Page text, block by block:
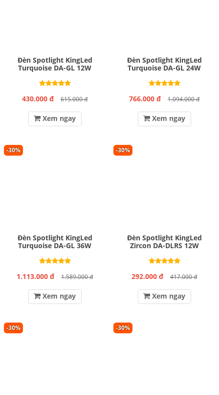
Đèn Spotlight KingLed
Turquoise DA-GL 12W
430.000 đ 615.000 đ
Xem ngay
Đèn Spotlight KingLed
Turquoise DA-GL 24W
766.000 đ 1.094.000 đ
Xem ngay
-30%
Đèn Spotlight KingLed
Turquoise DA-GL 36W
1.113.000 đ 1.589.000 đ
Xem ngay
-30%
Đèn Spotlight KingLed
Zircon DA-DLRS 12W
292.000 đ 417.000 đ
Xem ngay
-30% -30%